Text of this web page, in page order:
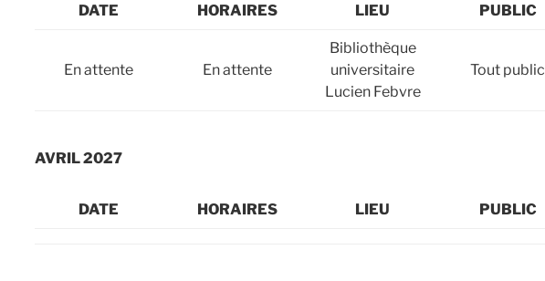
DATE HORAIRES LIEU PUBLIC
En attente En attente
Bibliothèque
universitaire
Lucien Febvre
Tout public
AVRIL 2027
DATE HORAIRES LIEU PUBLIC